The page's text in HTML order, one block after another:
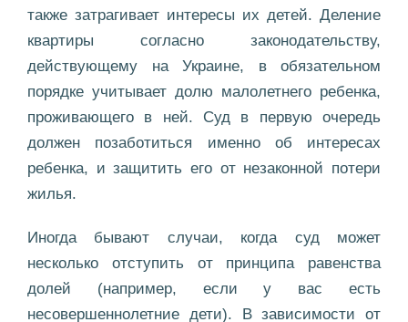
также затрагивает интересы их детей. Деление
квартиры согласно законодательству,
действующему на Украине, в обязательном
порядке учитывает долю малолетнего ребенка,
проживающего в ней. Суд в первую очередь
должен позаботиться именно об интересах
ребенка, и защитить его от незаконной потери
жилья.
Иногда бывают случаи, когда суд может
несколько отступить от принципа равенства
долей (например, если у вас есть
несовершеннолетние дети). В зависимости от